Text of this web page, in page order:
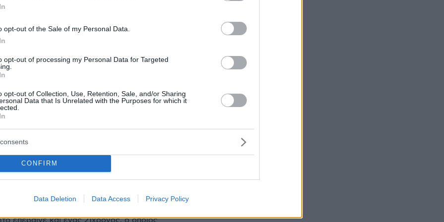
opt-out of the Sale of my Personal Data.
opt-out of processing my Personal Data for Targeted
opt-out of Collection, Use, Retention, Sale, and/or Sharing
Data that Is Unrelated with the Purposes for which it
CONFIRM
Data Deletion Data Access Privacy Policy
κλοπή ιδιαίτερα μεγάλης αξίας
στη Νάουσα ξάφριζε τους
λογαριασμούς του
φίλου του
και διαδικτυακές αγορές, ύψους 64.000 ευρώ,
ενάμιση χρόνου
στη Νάουσα: Νεκρός σε
ένας 23χρονος μετά από
του αυτοκινήτου του